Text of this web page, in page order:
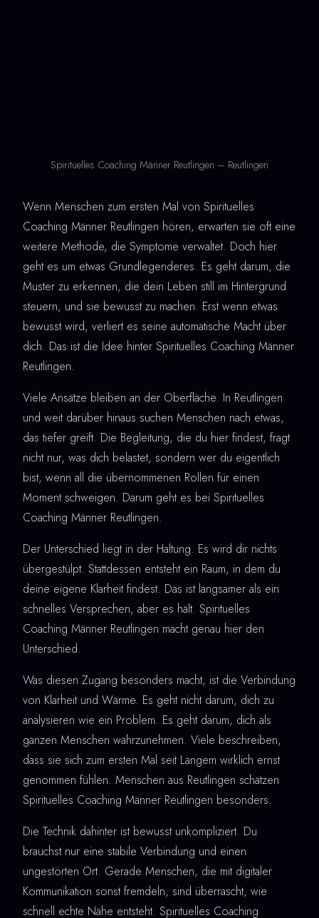
Spirituelles Coaching Männer Reutlingen – Reutlingen
Wenn Menschen zum ersten Mal von Spirituelles
Coaching Männer Reutlingen hören, erwarten sie oft eine
weitere Methode, die Symptome verwaltet. Doch hier
geht es um etwas Grundlegenderes. Es geht darum, die
Muster zu erkennen, die dein Leben still im Hintergrund
steuern, und sie bewusst zu machen. Erst wenn etwas
bewusst wird, verliert es seine automatische Macht über
dich. Das ist die Idee hinter Spirituelles Coaching Männer
Reutlingen.
Viele Ansätze bleiben an der Oberfläche. In Reutlingen
und weit darüber hinaus suchen Menschen nach etwas,
das tiefer greift. Die Begleitung, die du hier findest, fragt
nicht nur, was dich belastet, sondern wer du eigentlich
bist, wenn all die übernommenen Rollen für einen
Moment schweigen. Darum geht es bei Spirituelles
Coaching Männer Reutlingen.
Der Unterschied liegt in der Haltung. Es wird dir nichts
übergestülpt. Stattdessen entsteht ein Raum, in dem du
deine eigene Klarheit findest. Das ist langsamer als ein
schnelles Versprechen, aber es hält. Spirituelles
Coaching Männer Reutlingen macht genau hier den
Unterschied.
Was diesen Zugang besonders macht, ist die Verbindung
von Klarheit und Wärme. Es geht nicht darum, dich zu
analysieren wie ein Problem. Es geht darum, dich als
ganzen Menschen wahrzunehmen. Viele beschreiben,
dass sie sich zum ersten Mal seit Langem wirklich ernst
genommen fühlen. Menschen aus Reutlingen schätzen
Spirituelles Coaching Männer Reutlingen besonders.
Die Technik dahinter ist bewusst unkompliziert. Du
brauchst nur eine stabile Verbindung und einen
ungestörten Ort. Gerade Menschen, die mit digitaler
Kommunikation sonst fremdeln, sind überrascht, wie
schnell echte Nähe entsteht. Spirituelles Coaching